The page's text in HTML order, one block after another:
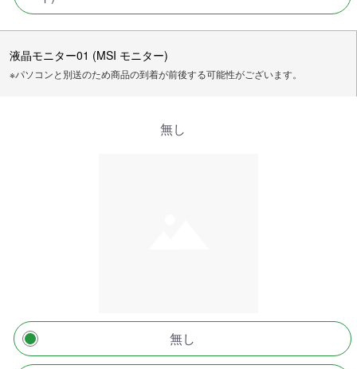
液晶モニター01 (MSI モニター)
※パソコンと別送のため商品の到着が前後する可能性がございます。
無し
無し